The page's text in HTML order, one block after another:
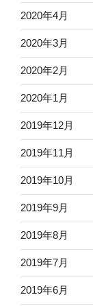
2020年4月
2020年3月
2020年2月
2020年1月
2019年12月
2019年11月
2019年10月
2019年9月
2019年8月
2019年7月
2019年6月